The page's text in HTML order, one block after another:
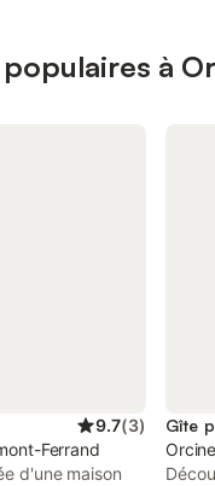
à
9.7(3)
Ferrand
d'une maison
Gîte